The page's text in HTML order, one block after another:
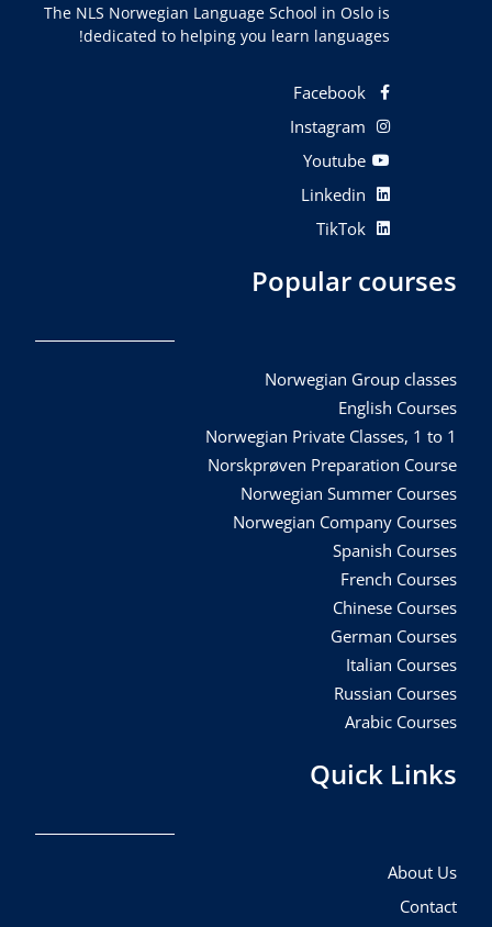
The NLS Norwegian Language School in Oslo is
dedicated to helping you learn languages!
Facebook
Instagram
Youtube
Linkedin
TikTok
Popular courses
Norwegian Group classes
English Courses
Norwegian Private Classes, 1 to 1
Norskprøven Preparation Course
Norwegian Summer Courses
Norwegian Company Courses
Spanish Courses
French Courses
Chinese Courses
German Courses
Italian Courses
Russian Courses
Arabic Courses
Quick Links
About Us
Contact